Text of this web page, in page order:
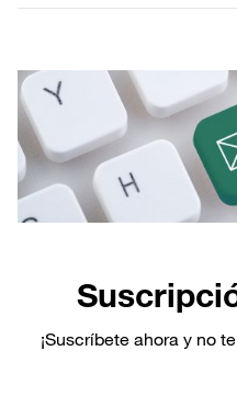
¡Suscríbete ahora y no